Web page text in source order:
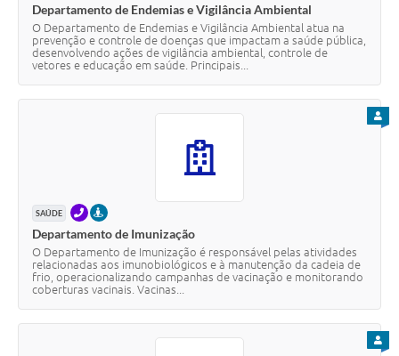
Departamento de Endemias e Vigilância Ambiental
O Departamento de Endemias e Vigilância Ambiental atua na
prevenção e controle de doenças que impactam a saúde pública,
desenvolvendo ações de vigilância ambiental, controle de
vetores e educação em saúde. Principais...
SAÚDE TELEFONEPRESENCIAL
Departamento de Imunização
O Departamento de Imunização é responsável pelas atividades
relacionadas aos imunobiológicos e à manutenção da cadeia de
frio, operacionalizando campanhas de vacinação e monitorando
coberturas vacinais. Vacinas...